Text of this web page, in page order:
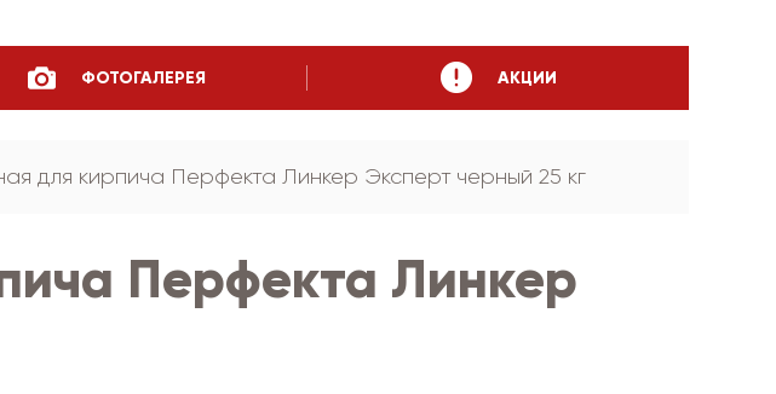
ФОТОГАЛЕРЕЯ АКЦИИ
для кирпича Перфекта Линкер Эксперт черный 25 кг
Перфекта Линкер